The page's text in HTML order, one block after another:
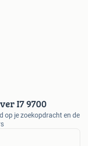
I7 9700
op je zoekopdracht en de